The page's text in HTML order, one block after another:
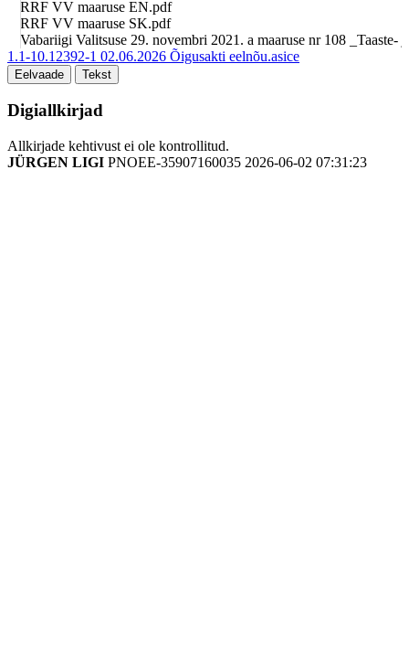
RRF VV maaruse EN.pdf
RRF VV maaruse SK.pdf
Vabariigi Valitsuse 29. novembri 2021. a maaruse nr 108
1.1-10.12392-1 02.06.2026 Õigusakti eelnõu.asice
Eelvaade Tekst
Digiallkirjad
Allkirjade kehtivust ei ole kontrollitud.
JÜRGEN LIGI PNOEE-35907160035 2026-06-02 07:31:23